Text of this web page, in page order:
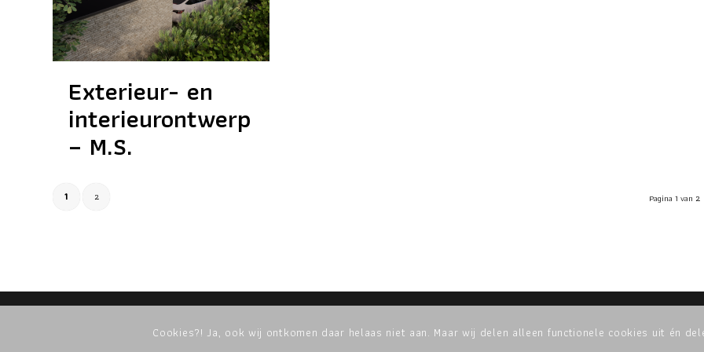
Exterieur- en
interieurontwerp
– M.S.
Pagina 1 van 2
1 2
© object-z | ontwikkeld door huyswerk.nl algemene voorwaarden
Cookies?! Ja, ook wij ontkomen daar helaas niet aan. Maar wij delen alleen functionele cookies uit én